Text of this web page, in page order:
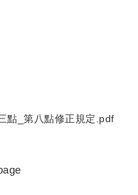
點_第八點修正規定.pdf